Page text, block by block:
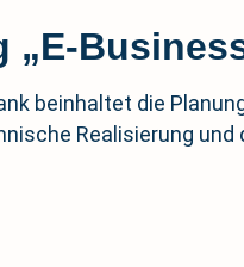
„E-
beinhaltet die
Realisierung